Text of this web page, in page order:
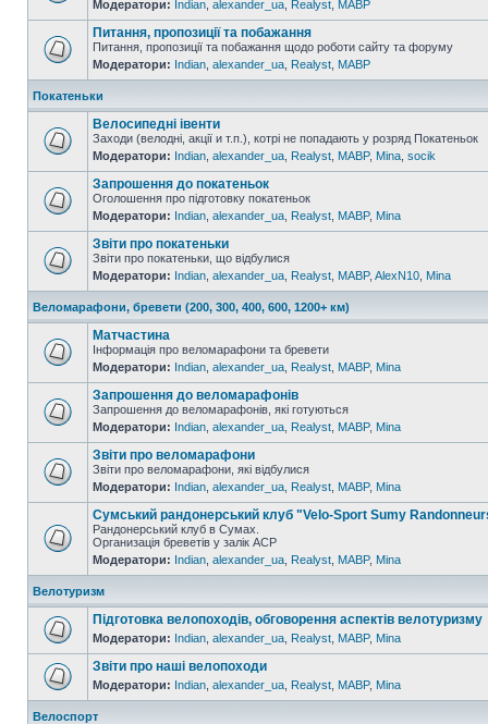
Модератори: Indian alexander_ua Realyst MABP
Питання, пропозиції та побажання
Питання, пропозиції та побажання щодо роботи сайту та форуму
Модератори: Indian alexander_ua Realyst MABP
Покатеньки
Велосипедні івенти
Заходи (велодні, акції и т.п.), котрі не попадають у розряд Покатеньок
Модератори: Indian alexander_ua Realyst MABP, Mina socik
Запрошення до покатеньок
Оголошення про підготовку покатеньок
Модератори: Indian alexander_ua Realyst MABP, Mina
Звіти про покатеньки
Звіти про покатеньки, що відбулися
Модератори: Indian alexander_ua Realyst MABP, AlexN10 Mina
Веломарафони, бревети (200, 300, 400, 600, 1200+ км)
Матчастина
Інформація про веломарафони та бревети
Модератори: Indian alexander_ua Realyst MABP, Mina
Запрошення до веломарафонів
Запрошення до веломарафонів, які готуються
Модератори: Indian alexander_ua Realyst MABP, Mina
Звіти про веломарафони
Звіти про веломарафони, які відбулися
Модератори: Indian alexander_ua Realyst MABP, Mina
Сумський рандонерський клуб "Velo-Sport Sumy
Рандонерський клуб в Сумах.
Организація бреветів у залік АСР
Модератори: Indian alexander_ua Realyst MABP, Mina
Велотуризм
Підготовка велопоходів, обговорення аспектів велотуризму
Модератори: Indian alexander_ua Realyst MABP, Mina
Звіти про наші велопоходи
Модератори: Indian alexander_ua Realyst MABP, Mina
Велоспорт